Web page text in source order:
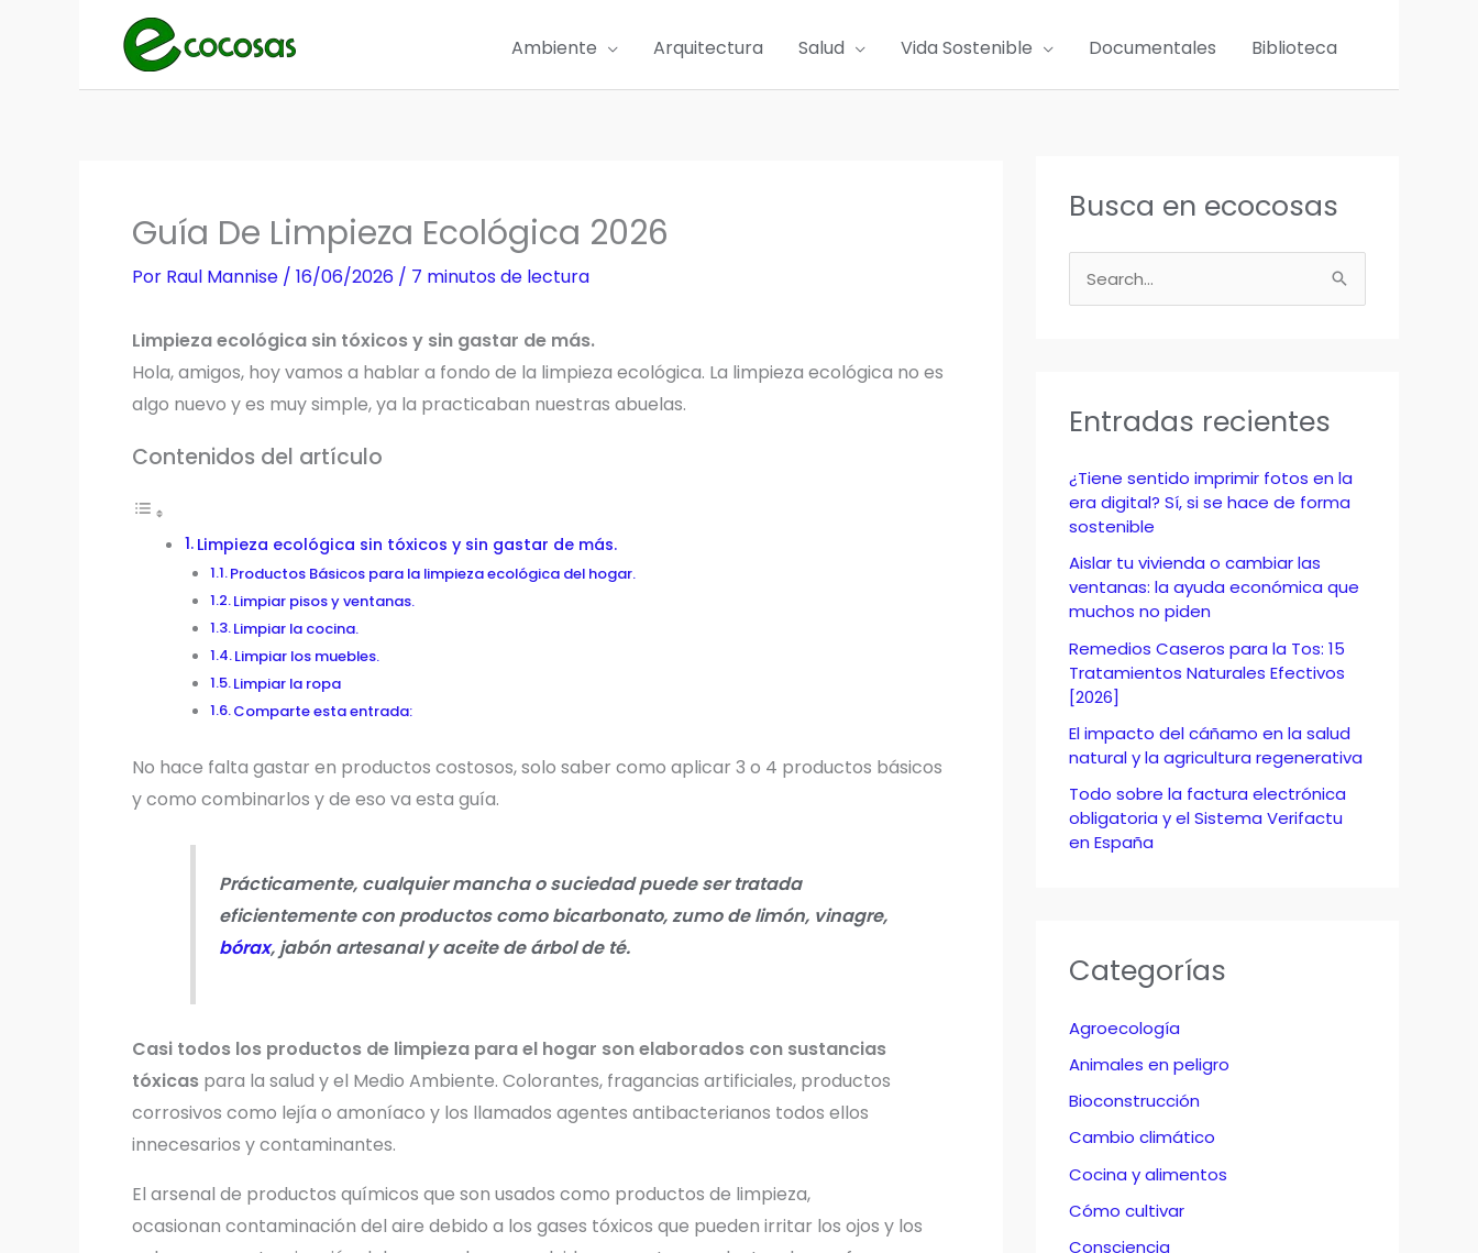
Ambiente Arquitectura Salud Vida Sostenible Documentales Biblioteca
Guía De Limpieza Ecológica 2026
Por Raul Mannise / 16/06/2026 / 7 minutos de lectura
Limpieza ecológica sin tóxicos y sin gastar de más.
Hola, amigos, hoy vamos a hablar a fondo de la limpieza ecológica. La limpieza ecológica no es
algo nuevo y es muy simple, ya la practicaban nuestras abuelas.
Contenidos del artículo
Limpieza ecológica sin tóxicos y sin gastar de más.
Productos Básicos para la limpieza ecológica del hogar.
Limpiar pisos y ventanas.
Limpiar la cocina.
Limpiar los muebles.
Limpiar la ropa
Comparte esta entrada:
No hace falta gastar en productos costosos, solo saber como aplicar 3 o 4 productos básicos
y como combinarlos y de eso va esta guía.
Prácticamente,cualquier mancha o suciedad puede ser tratada
eficientemente con productos como bicarbonato, zumo de limón, vinagre,
bórax, jabón artesanal y aceite de árbol de té.
Casi todos los productos de limpieza para el hogar son elaborados con sustancias
tóxicas para la salud y el Medio Ambiente. Colorantes, fragancias artificiales, productos
corrosivos como lejía o amoníaco y los llamados agentes antibacterianos todos ellos
innecesarios y contaminantes.
El arsenal de productos químicos que son usados como productos de limpieza,
ocasionan contaminación del aire debido a los gases tóxicos que pueden irritar los ojos y los
Busca en ecocosas
u
r
o
r
:
Entradas recientes
¿Tiene sentido imprimir fotos en la
era digital? Sí, si se hace de forma
sostenible
Aislar tu vivienda o cambiar las
ventanas: la ayuda económica que
muchos no piden
Remedios Caseros para la Tos: 15
Tratamientos Naturales Efectivos
[2026]
El impacto del cáñamo en la salud
natural y la agricultura regenerativa
Todo sobre la factura electrónica
obligatoria y el Sistema Verifactu
en España
Categorías
Agroecología
Animales en peligro
Bioconstrucción
Cambio climático
Cocina y alimentos
Cómo cultivar
Consciencia